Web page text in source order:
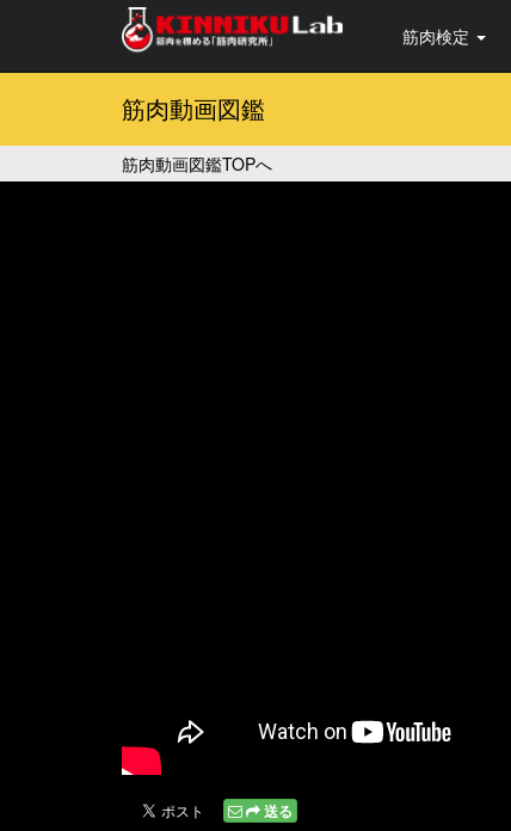
筋肉検定
筋肉動画図鑑
筋肉動画図鑑TOPへ
送る